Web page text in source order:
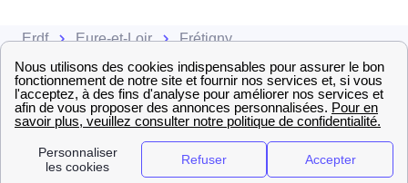
Erdf Eure-et-Loir Frétigny